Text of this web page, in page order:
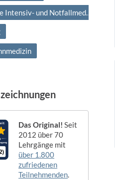
Außerklinische Intensiv- und Notfallmedizin
Das Original! Seit
2012 über 70
Lehrgänge mit
über 1.800
zufriedenen
Teilnehmenden.